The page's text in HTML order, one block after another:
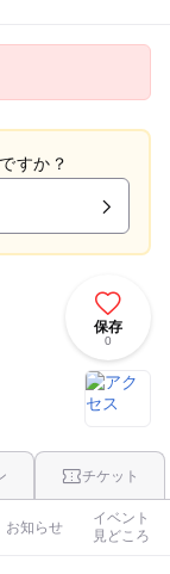
すか？
保存
0
チケット
お知らせ
イベント
見どころ